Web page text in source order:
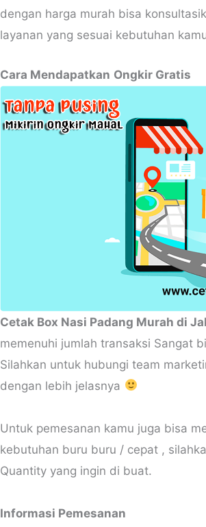
dengan harga murah bisa
layanan yang sesuai kebutuhan
Cara Mendapatkan Ongkir Gratis
Cetak Box Nasi Padang Murah di
memenuhi jumlah transaksi Sangat
Silahkan untuk hubungi team
dengan lebih jelasnya
Untuk pemesanan kamu juga bisa
kebutuhan buru buru / cepat ,
Quantity yang ingin di buat.
Informasi Pemesanan